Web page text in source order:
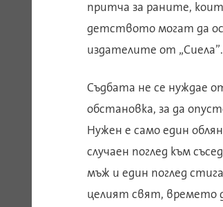
притча за раните,
детството могат да
издателите от „Сиела”.
Съдбата не се нуждае
обстановка, за да
Нужен е само един
случаен поглед към
мъж и един поглед
целият свят, времето